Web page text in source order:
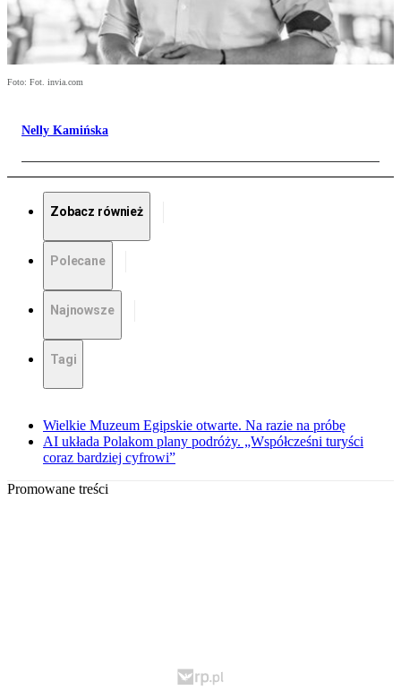
Foto: Fot. invia.com
Nelly Kamińska
Zobacz również
Polecane
Najnowsze
Tagi
Wielkie Muzeum Egipskie otwarte. Na razie na próbę
AI układa Polakom plany podróży. „Współcześni turyści
coraz bardziej cyfrowi”
Promowane treści